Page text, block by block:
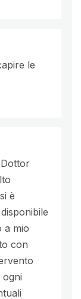
le
è
a mio
con
ogni